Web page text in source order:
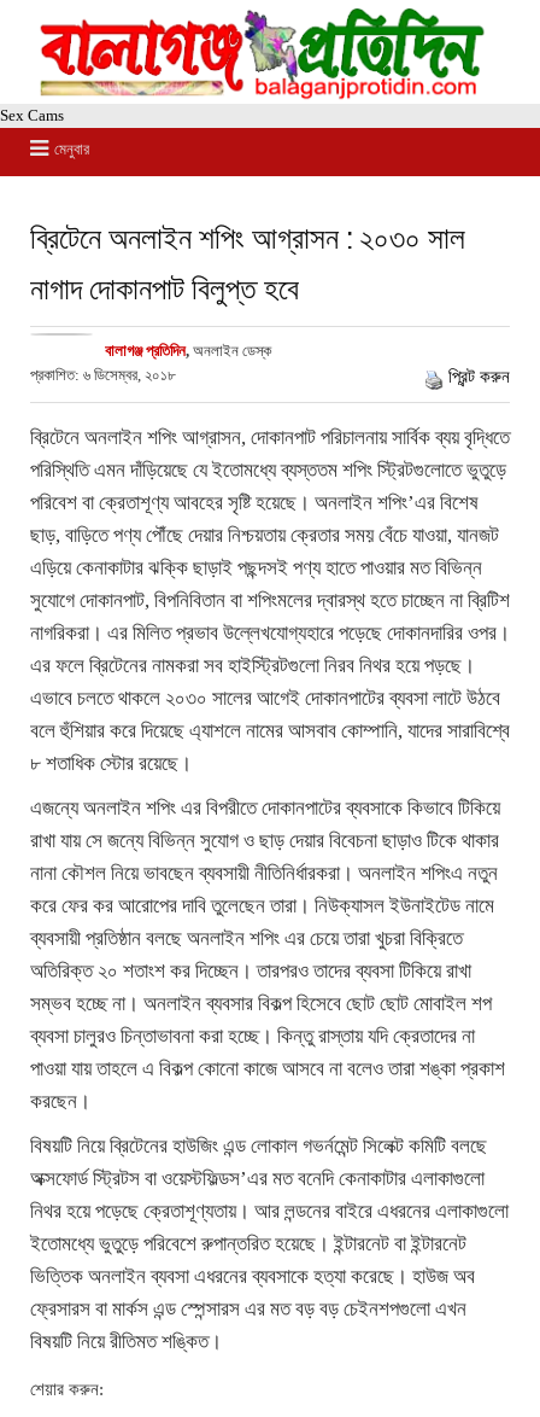
Sex Cams
মেনুবার
ব্রিটেনে অনলাইন শপিং আগ্রাসন : ২০৩০ সাল
নাগাদ দোকানপাট বিলুপ্ত হবে
বালাগঞ্জ প্রতিদিন, অনলাইন ডেস্ক
প্রকাশিত: ৬ ডিসেম্বর, ২০১৮
প্রিন্ট করুন
ব্রিটেনে অনলাইন শপিং আগ্রাসন, দোকানপাট পরিচালনায় সার্বিক ব্যয় বৃদ্ধিতে
পরিস্থিতি এমন দাঁড়িয়েছে যে ইতোমধ্যে ব্যস্ততম শপিং স্ট্রিটগুলোতে ভুতুড়ে
পরিবেশ বা ক্রেতাশূণ্য আবহের সৃষ্টি হয়েছে। অনলাইন শপিং’এর বিশেষ
ছাড়, বাড়িতে পণ্য পৌঁছে দেয়ার নিশ্চয়তায় ক্রেতার সময় বেঁচে যাওয়া, যানজট
এড়িয়ে কেনাকাটার ঝক্কি ছাড়াই পছন্দসই পণ্য হাতে পাওয়ার মত বিভিন্ন
সুযোগে দোকানপাট, বিপনিবিতান বা শপিংমলের দ্বারস্থ হতে চাচ্ছেন না ব্রিটিশ
নাগরিকরা। এর মিলিত প্রভাব উল্লেখযোগ্যহারে পড়েছে দোকানদারির ওপর।
এর ফলে ব্রিটেনের নামকরা সব হাইস্ট্রিটগুলো নিরব নিথর হয়ে পড়ছে।
এভাবে চলতে থাকলে ২০৩০ সালের আগেই দোকানপাটের ব্যবসা লাটে উঠবে
বলে হুঁশিয়ার করে দিয়েছে এ্যাশলে নামের আসবাব কোম্পানি, যাদের সারাবিশ্বে
৮ শতাধিক স্টোর রয়েছে।
এজন্যে অনলাইন শপিং এর বিপরীতে দোকানপাটের ব্যবসাকে কিভাবে টিকিয়ে
রাখা যায় সে জন্যে বিভিন্ন সুযোগ ও ছাড় দেয়ার বিবেচনা ছাড়াও টিকে থাকার
নানা কৌশল নিয়ে ভাবছেন ব্যবসায়ী নীতিনির্ধারকরা। অনলাইন শপিংএ নতুন
করে ফের কর আরোপের দাবি তুলেছেন তারা। নিউক্যাসল ইউনাইটেড নামে
ব্যবসায়ী প্রতিষ্ঠান বলছে অনলাইন শপিং এর চেয়ে তারা খুচরা বিক্রিতে
অতিরিক্ত ২০ শতাংশ কর দিচ্ছেন। তারপরও তাদের ব্যবসা টিকিয়ে রাখা
সম্ভব হচ্ছে না। অনলাইন ব্যবসার বিকল্প হিসেবে ছোট ছোট মোবাইল শপ
ব্যবসা চালুরও চিন্তাভাবনা করা হচ্ছে। কিন্তু রাস্তায় যদি ক্রেতাদের না
পাওয়া যায় তাহলে এ বিকল্প কোনো কাজে আসবে না বলেও তারা শঙ্কা প্রকাশ
করছেন।
বিষয়টি নিয়ে ব্রিটেনের হাউজিং এন্ড লোকাল গভর্নমেন্ট সিলেক্ট কমিটি বলছে
অক্সফোর্ড স্ট্রিটস বা ওয়েস্টফিল্ডস’এর মত বনেদি কেনাকাটার এলাকাগুলো
নিথর হয়ে পড়েছে ক্রেতাশূণ্যতায়। আর লন্ডনের বাইরে এধরনের এলাকাগুলো
ইতোমধ্যে ভুতুড়ে পরিবেশে রুপান্তরিত হয়েছে। ইন্টারনেট বা ইন্টারনেট
ভিত্তিক অনলাইন ব্যবসা এধরনের ব্যবসাকে হত্যা করেছে। হাউজ অব
ফ্রেসারস বা মার্কস এন্ড স্পেন্সারস এর মত বড় বড় চেইনশপগুলো এখন
বিষয়টি নিয়ে রীতিমত শঙ্কিত।
শেয়ার করুন: